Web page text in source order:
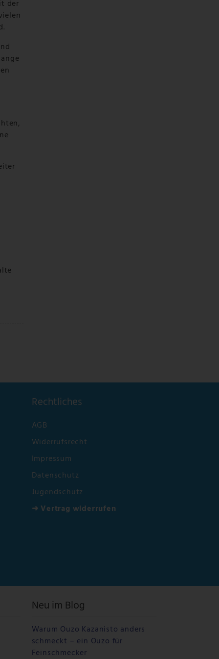
der
Rechtliches
AGB
Widerrufsrecht
Impressum
Datenschutz
Jugendschutz
➜ Vertrag widerrufen
Neu im Blog
Warum Ouzo Kazanisto anders
schmeckt – ein Ouzo für
Feinschmecker